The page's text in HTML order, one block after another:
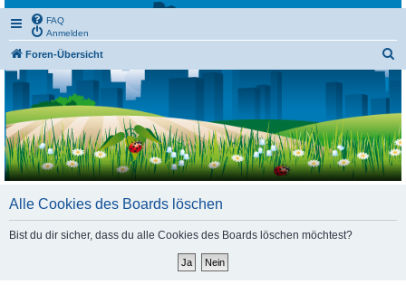
FAQ
Anmelden
Foren-Übersicht
h
e
Alle Cookies des Boards löschen
Bist du dir sicher, dass du alle Cookies des Boards löschen möchtest?